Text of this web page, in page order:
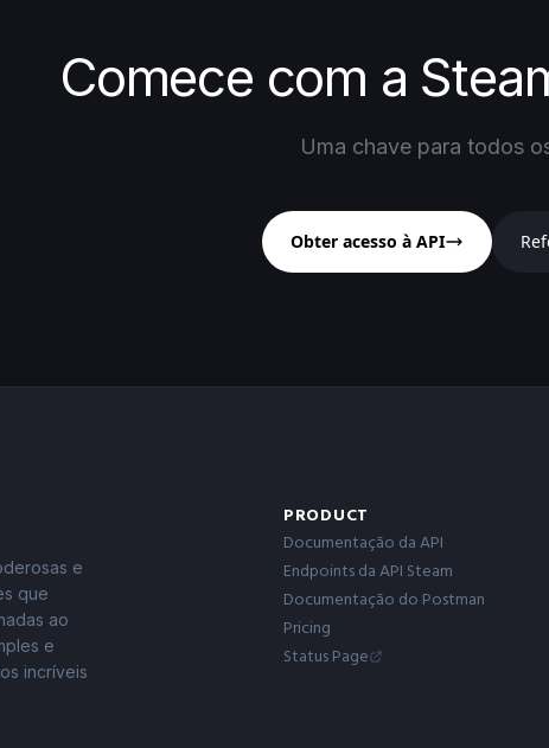
Comece com a
Uma chave para todos
Obter acesso à API
e
que
ao
e
incríveis
PRODUCT
Documentação da API
Endpoints da API Steam
Documentação do Postman
Pricing
Status Page